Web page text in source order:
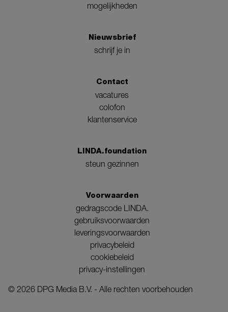
mogelijkheden
Nieuwsbrief
schrijf je in
Contact
vacatures
colofon
klantenservice
LINDA.foundation
steun gezinnen
Voorwaarden
gedragscode LINDA.
gebruiksvoorwaarden
leveringsvoorwaarden
privacybeleid
cookiebeleid
privacy-instellingen
© 2026 DPG Media B.V. - Alle rechten voorbehouden